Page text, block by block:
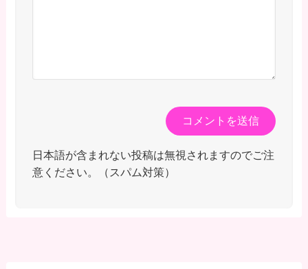
日本語が含まれない投稿は無視されますのでご注
意ください。（スパム対策）